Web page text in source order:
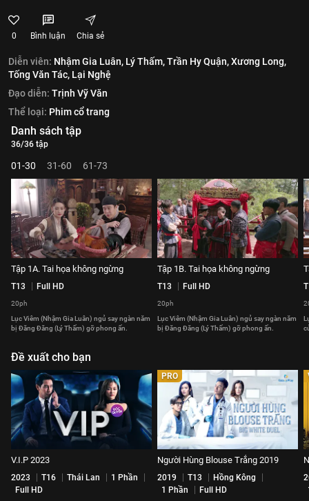
0 Bình luận Chia sẻ
Diễn viên: Nhậm Gia Luân, Lý Thấm,Trần Hy Quận,Xương Long,
Tống Văn Tác, Lại Nghệ
Đạo diễn: Trịnh Vỹ Văn
Thể loại: Phim cổ trang
Danh sách tập
36/36 tập
01-30 31-60 61-73
Tập 1A. Tai họa không ngừng
T13 Full HD
20ph
Lục Viêm (Nhậm Gia Luân) ngủ say ngàn năm
bị Đăng Đăng (Lý Thấm) gỡ phong ấn.
Tập 1B. Tai họa không ngừng
T13 Full HD
20ph
Lục Viêm (Nhậm Gia Luân) ngủ say ngàn năm
bị Đăng Đăng (Lý Thấm) gỡ phong ấn.
Đề xuất cho bạn
V.I.P 2023
2023 T16 Thái Lan
1 Phần
Full HD
PRO
Người Hùng Blouse Trắng 2019
2019 T13
Hồng Kông
1 Phần
Full HD